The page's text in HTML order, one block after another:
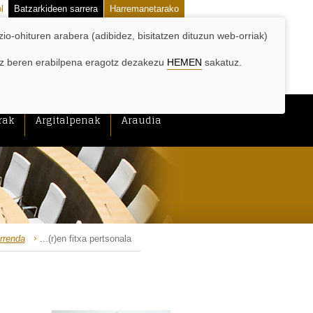
Batzarkideen sarrera Harremanetarako
Argitalpenak Araudia
...(r)en fitxa pertsonala
ohituren arabera (adibidez, bisitatzen dituzun web-orriak)
beren erabilpena eragotz dezakezu HEMEN sakatuz.